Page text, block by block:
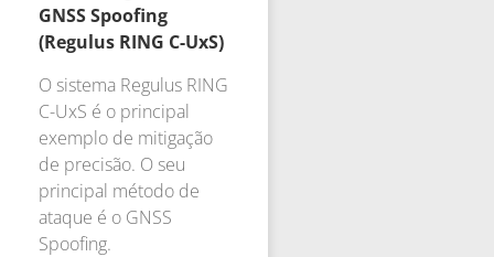
GNSS Spoofing
(Regulus RING C-UxS)
O sistema Regulus RING
C-UxS é o principal
exemplo de mitigação
de precisão. O seu
principal método de
ataque é o GNSS
Spoofing.